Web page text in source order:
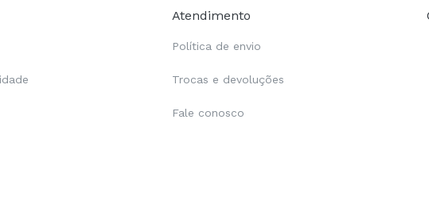
Atendimento
Política de envio
Trocas e devoluções
Fale conosco